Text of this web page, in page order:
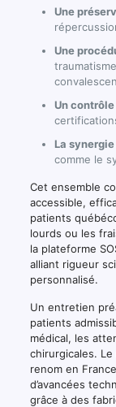
Une
Une
Un
La
comme le
Cet ensemble
accessible,
patients
lourds ou les
la plateforme
alliant rigueur
personnalisé.
Un entretien
patients
médical, les
chirurgicales.
renom en
d’avancées
grâce à des